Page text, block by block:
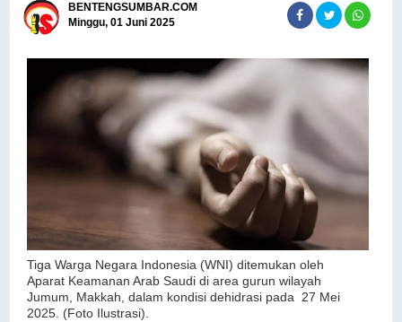
BENTENGSUMBAR.COM
Minggu, 01 Juni 2025
Tiga Warga Negara Indonesia (WNI) ditemukan oleh
Aparat Keamanan Arab Saudi di area gurun wilayah
Jumum, Makkah, dalam kondisi dehidrasi pada 27 Mei
2025. (Foto Ilustrasi).